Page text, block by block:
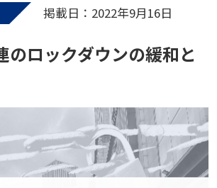
掲載日：2022年9月16日
のロックダウンの緩和と